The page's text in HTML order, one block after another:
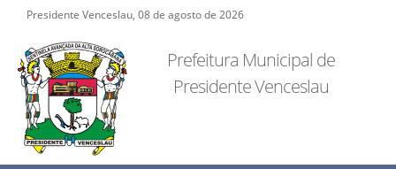
Presidente Venceslau, 08 de agosto de 2026
Prefeitura Municipal de
Presidente Venceslau